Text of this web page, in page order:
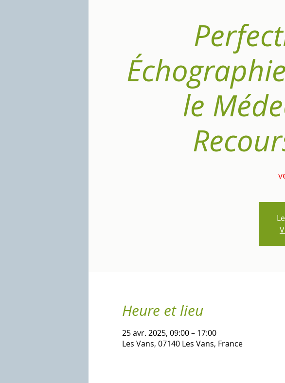
le
Heure et lieu
25 avr. 2025, 09:00 – 17:00
Les Vans, 07140 Les Vans, France